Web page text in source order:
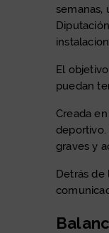
semanas,
El
puedan
Creada
deportivo.
graves y
Detrás de